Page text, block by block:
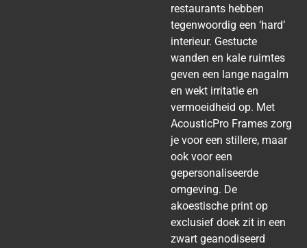
restaurants hebben
tegenwoordig een ‘hard’
interieur. Gestucte
wanden en kale ruimtes
geven een lange nagalm
en wekt irritatie en
vermoeidheid op. Met
AcousticPro Frames zorg
je voor een stillere, maar
ook voor een
gepersonaliseerde
omgeving. De
akoestische print op
exclusief doek zit in een
zwart geanodiseerd